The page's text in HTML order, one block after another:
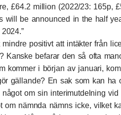
£64.2 million (2022/23: 165p,
will be announced in the half
positivt att intäkter från
Kanske befarar den så ofta
kommer i början av januari,
gällande? En sak som kan ha
något om sin interimutdelning
om nämnda nämns icke, vilket